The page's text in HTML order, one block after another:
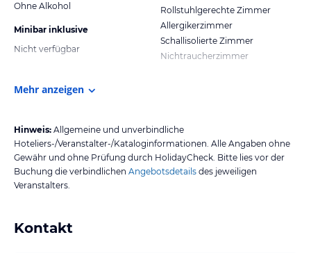
Ohne Alkohol
Minibar inklusive
Nicht verfügbar
Rollstuhlgerechte Zimmer
Allergikerzimmer
Schallisolierte Zimmer
Nichtraucherzimmer
Mehr anzeigen
Hinweis: Allgemeine und unverbindliche
Hoteliers-/Veranstalter-/Kataloginformationen. Alle Angaben ohne
Gewähr und ohne Prüfung durch HolidayCheck. Bitte lies vor der
Buchung die verbindlichen Angebotsdetails des jeweiligen
Veranstalters.
Kontakt